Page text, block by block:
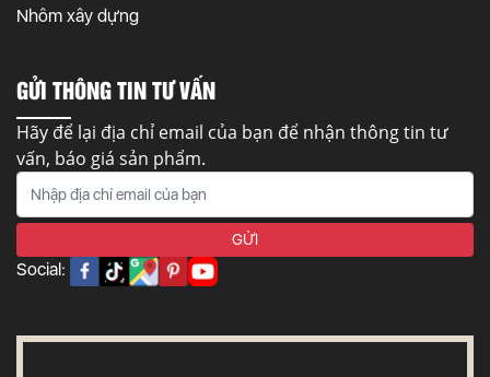
Nhôm xây dựng
GỬI THÔNG TIN TƯ VẤN
Hãy để lại địa chỉ email của bạn để nhận thông tin tư
vấn, báo giá sản phẩm.
Social: